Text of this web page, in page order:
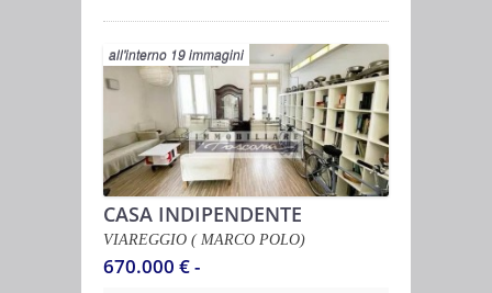
all'interno 19 immagini
CASA INDIPENDENTE
VIAREGGIO ( MARCO POLO)
670.000 € -